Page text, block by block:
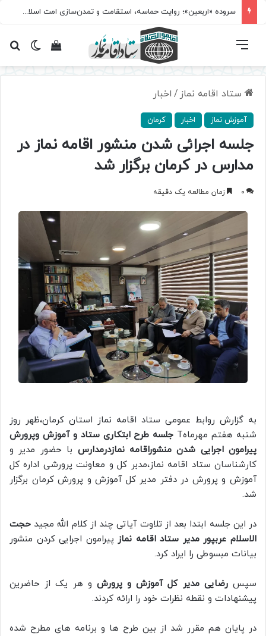
سروده‌ «اربعین»؛ روایت حماسه، استقامت و تمدن‌سازی امت اسلامی
تغییرمشاهده فهرست
ستاد اقامه نماز / اخبار
آموزش نماز اخبار کرمان
جلسه اجرائی شدن منشور اقامه نماز در
مدارس در کرمان برگزار شد
0 زمان مطالعه یک دقیقه
به گزارش روابط عمومی ستاد اقامه نماز استان کرمان،ظهر روز
شنبه هفتم مهرماهT
جلسه طرح ابتکاری ستاد و آموزش وپرورش
پیرامون اجرایی شدن منشوراقامه نمازدرمدارس با حضور مدیر و
کارشناسان ستاد اقامه نماز،مدبر کل و معاونت پرورشی اداره کل
آموزش و پرورش در دفتر مدیر کل آموزش و پرورش کرمان برگزار
شد.
در این جلسه ابتدا بعد از تلاوت آیاتی چند از کلام الله مجید حجت
الاسلام عربپور مدیر ستاد اقامه نمازپیرامون اجرایی کردن منشور
بیانات مبسوطی را ایراد کرد.
سپسرضایی مدیر کل آموزش و پرورش و هر یک از حاضرین
پیشنهادات و نقطه نظرات خود را ارائه کردند.
در پایان هم مقرر شد از بین طرح ها و برنامه های مطرح شده